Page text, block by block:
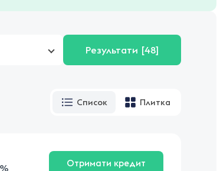
Результати [48]
Список Плитка
Отримати кредит